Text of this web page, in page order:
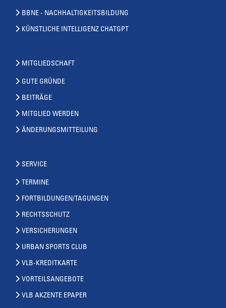
BBNE - NACHHALTIGKEITSBILDUNG
KÜNSTLICHE INTELLIGENZ CHATGPT
MITGLIEDSCHAFT
GUTE GRÜNDE
BEITRÄGE
MITGLIED WERDEN
ÄNDERUNGSMITTEILUNG
SERVICE
TERMINE
FORTBILDUNGEN/TAGUNGEN
RECHTSSCHUTZ
VERSICHERUNGEN
URBAN SPORTS CLUB
VLB-KREDITKARTE
VORTEILSANGEBOTE
VLB AKZENTE EPAPER